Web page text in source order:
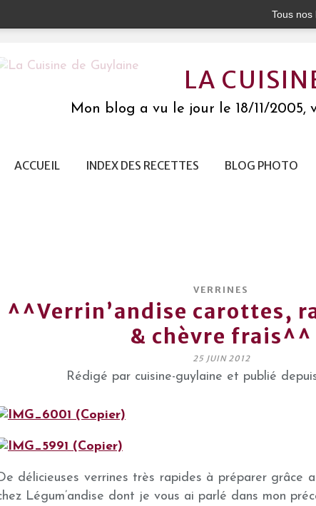
Tous nos
LA
Mon blog a vu le jour le 18/11/2005,
ACCUEIL INDEX DES RECETTES BLOG PHOTO
VERRINES
^^Verrin’andise carottes,
& chèvre frais^^
25 JUIN 2012
Rédigé par cuisine-guylaine et publié
délicieuses verrines très rapides à préparer grâce
Légum’andise dont je vous ai parlé dans mon